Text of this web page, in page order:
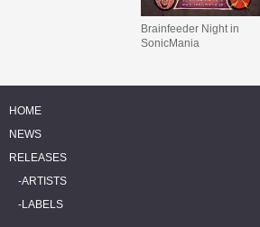
Brainfeeder Night in
SonicMania
HOME
NEWS
RELEASES
ARTISTS
LABELS